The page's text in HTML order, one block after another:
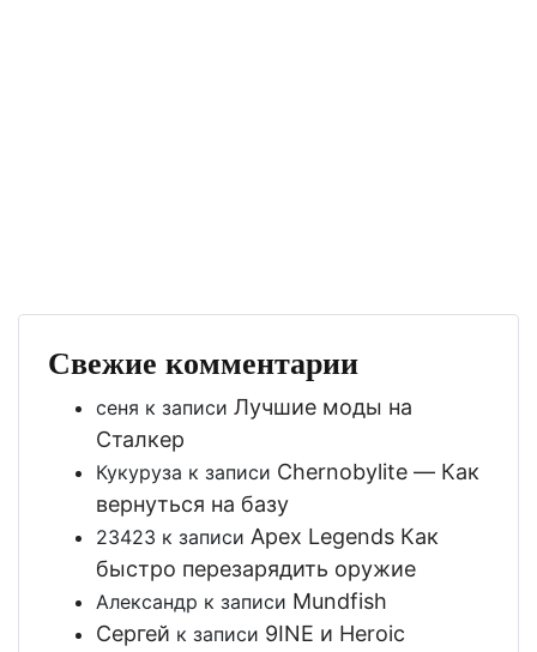
Свежие комментарии
сеня к записи Лучшие моды на
Сталкер
Кукуруза к записи Chernobylite — Как
вернуться на базу
23423 к записи Apex Legends Как
быстро перезарядить оружие
Александр к записи Mundfish
Сергей к записи 9INE и Heroic